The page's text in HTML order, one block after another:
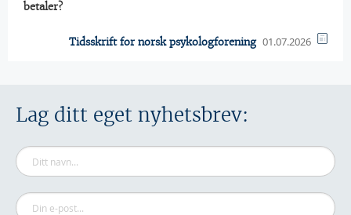
betaler?
Tidsskrift for norsk psykologforening 01.07.2026
Lag ditt eget nyhetsbrev: